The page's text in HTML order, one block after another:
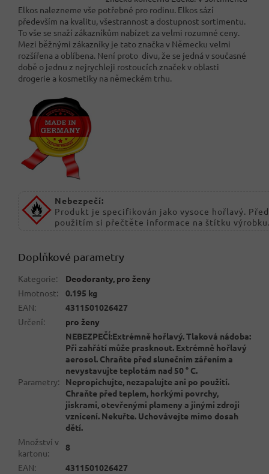
Elkos nalezneme vše potřebné pro rodinu. Elkos sází
především na kvalitu, všestrannost a dostupnost sortimentu.
To vše se snaží zákazníkům nabízet za velmi rozumné ceny.
Mezi běžnými zákazníky je tato značka v Německu velmi
rozšířena a oblíbena. Není proto divu, že se jedná v současné
době o jednu z nejrychleji rostoucích značek v oblasti
drogerie a kosmetiky na německém trhu.
Nebezpečí:
Produkt je specifikován jako vysoce hořlavý. Před
použitím si přečtěte informace na štítku
Doplňkové parametry
Kategorie: Deodoranty, pro ženy
Hmotnost:
0.195 kg
EAN:
4311501026427
Určení: pro ženy
Parametry:
NEBEZPEČÍ:Extrémně hořlavý. Tlaková nádoba:
Při zahřátí může prasknout. Extrémně hořlavý
aerosol. Chraňte před slunečním zářením a
nevystavujte teplotám nad 50 ° C.
Nepropichujte, nezapalujte ani po použití.
Chraňte před teplem, horkými povrchy,
jiskrami, otevřenými plameny a jinými zdroji
vznícení. Nekuřte. Uchovávejte mimo dosah
dětí.
Množství v
kartonu:
8
EAN: 4311501026427